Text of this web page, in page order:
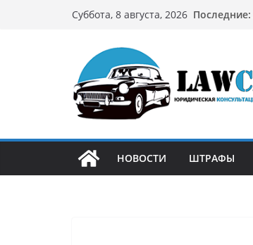
Суббота, 8 августа, 2026 Последние:
НОВОСТИ ШТРАФЫ